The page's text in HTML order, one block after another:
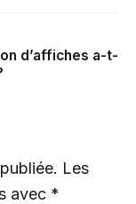
d’affiches a-t-
Les
avec *